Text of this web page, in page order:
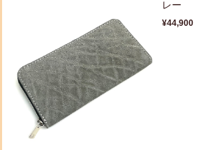
レー
¥44,900